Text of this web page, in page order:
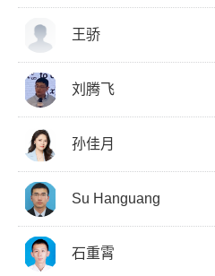
王骄
刘腾飞
孙佳月
Su Hanguang
石重霄